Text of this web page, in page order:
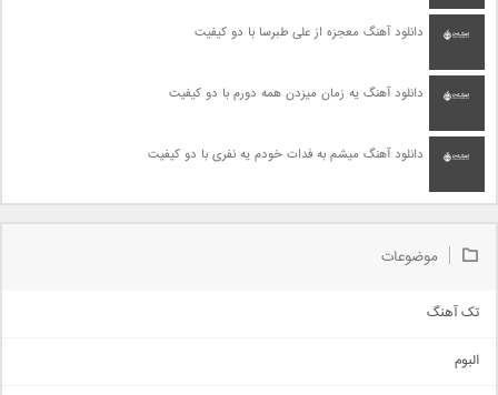
دانلود آهنگ معجزه از علی طبرسا با دو کیفیت
دانلود آهنگ یه زمان میزدن همه دورم با دو کیفیت
دانلود آهنگ میشم به فدات خودم یه نفری با دو کیفیت
موضوعات
تک آهنگ
البوم